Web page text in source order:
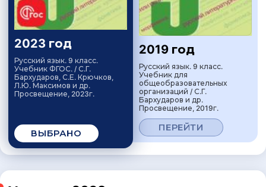
2023 год
Русский язык. 9 класс.
Учебник ФГОС. / С.Г.
Бархударов, С.Е. Крючков,
Л.Ю. Максимов и др.
Просвещение, 2023г.
ВЫБРАНО
2019 год
Русский язык. 9 класс.
Учебник для
общеобразовательных
организаций / С.Г.
Бархударов и др.
Просвещение, 2019г.
ПЕРЕЙТИ